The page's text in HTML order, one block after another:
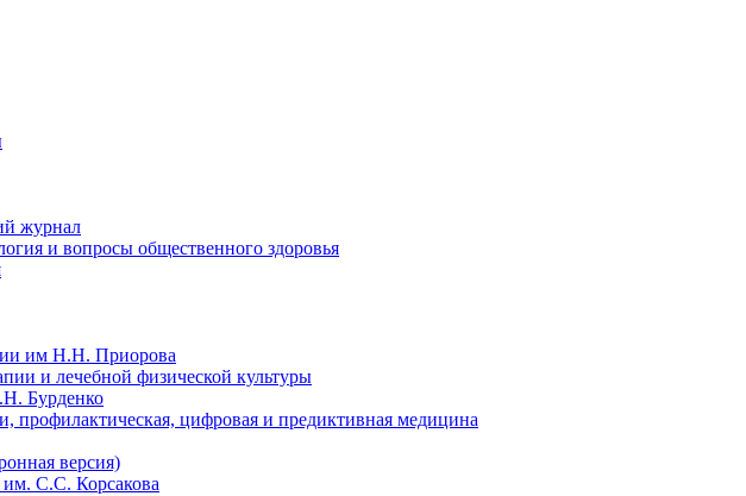
журнал
и вопросы общественного здоровья
им Н.Н. Приорова
и лечебной физической культуры
Бурденко
профилактическая, цифровая и предиктивная медицина
версия)
С.С. Корсакова